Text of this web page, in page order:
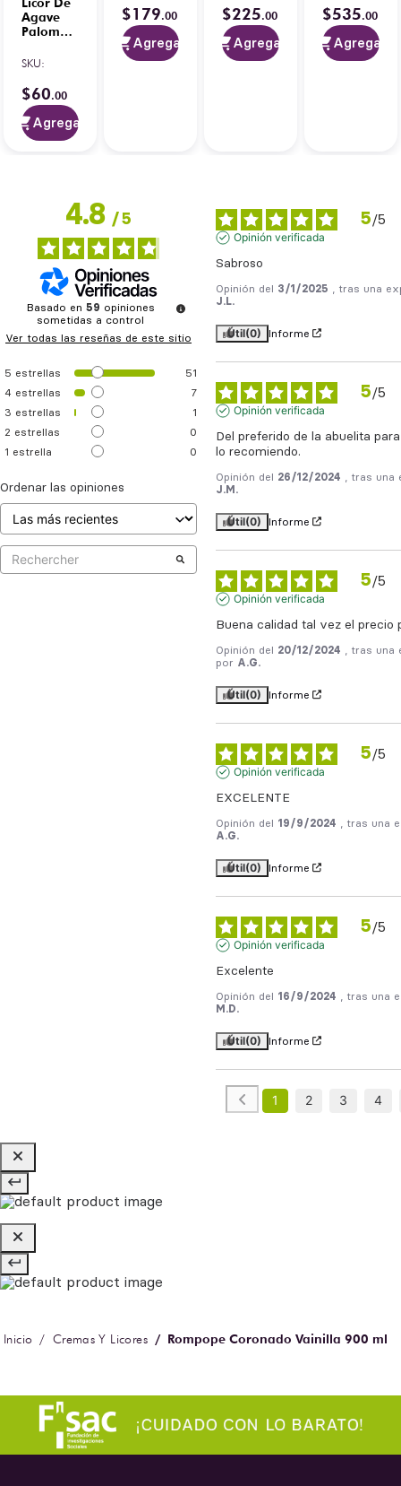
opiniones
Agave
Paloma
Tamarindo
L
SKU:
$60.00
Agregar
$179.00
Agregar
200 ml
$225.00
Agregar
$535.00
Agregar
4.8/5
Basado en 59 opiniones
sometidas a control
Ver todas las reseñas de este sitio
5 estrellas
51
4 estrellas
7
3 estrellas
1
2 estrellas
0
1 estrella 0
Ordenar las opiniones
5/5
Opinión verificada
Sabroso
Opinión del 3/1/2025
, tras una
J.L.
Útil(0) Informe
5/5
Opinión verificada
Del preferido de la abuelita
lo recomiendo.
Opinión del 26/12/2024
, tras
J.M.
Útil(0) Informe
5/5
Opinión verificada
Buena calidad tal vez el precio
Opinión del 20/12/2024
, tras
por A.G.
Útil(0) Informe
5/5
Opinión verificada
EXCELENTE
Opinión del 19/9/2024
, tras una
A.G.
Útil(0) Informe
5/5
Opinión verificada
Excelente
Opinión del 16/9/2024
, tras una
M.D.
Útil(0) Informe
1 2 3 4
Cremas Y Licores Rompope Coronado Vainilla 900 ml